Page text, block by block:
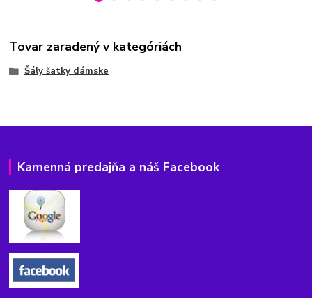
Tovar zaradený v kategóriách
Šály šatky dámske
Kamenná predajňa a náš Facebook